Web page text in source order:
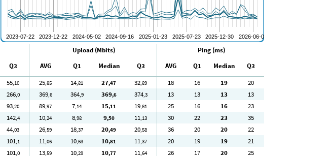
Upload (Mbits)
Ping (ms)
Q3 AVG Q1 Median Q3 AVG Q1 Median
Q3
55,10 25,85 14,81 27,47 32,89 18 16 19
20
266,0 369,6 364,9 369,6 374,3 13 13 13
13
93,20 89,97 7,14 15,11 19,81 25 16 16
23
142,4 10,24 8,98 9,50 11,13 30 22 23
35
44,03 26,59 18,37 20,49 20,58 36 20 20
22
101,1 11,06 10,63 10,81 11,37 20 19 19
21
101,0 13,59 10,29 10,77 11,64 26 17 20
25